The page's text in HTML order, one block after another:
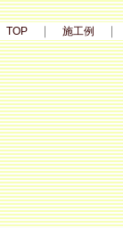
TOP｜ 施工例 ｜